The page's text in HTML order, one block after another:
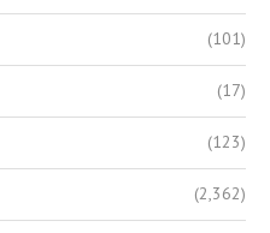
(101)
(17)
(123)
(2,362)